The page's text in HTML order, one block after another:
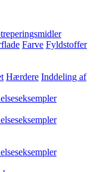
Farve Fyldstoffer
Hærdere Inddeling af